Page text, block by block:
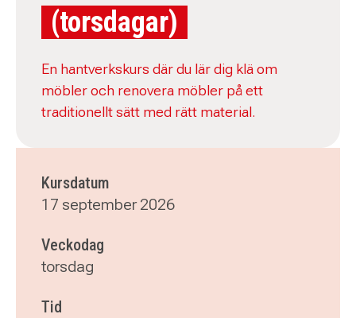
(torsdagar)
En hantverkskurs där du lär dig klä om
möbler och renovera möbler på ett
traditionellt sätt med rätt material.
Kursdatum
17 september 2026
Veckodag
torsdag
Tid